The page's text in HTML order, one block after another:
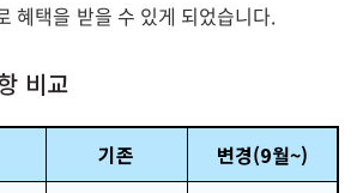
혜택을 받을 수 있게 되었습니다.
비교
기존 변경(9월~)